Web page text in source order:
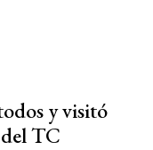
y visitó
TC